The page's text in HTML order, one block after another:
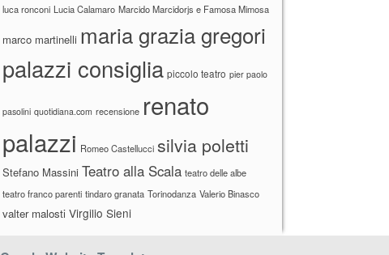
luca ronconi Lucia Calamaro Marcido Marcidorjs e Famosa Mimosa
marco martinelli maria grazia gregori
palazzi consiglia piccolo teatro pier paolo
pasolini quotidiana.com recensione renato
palazzi Romeo Castellucci silvia poletti
Stefano Massini Teatro alla Scala teatro delle albe
teatro franco parenti tindaro granata Torinodanza Valerio Binasco
valter malosti Virgilio Sieni